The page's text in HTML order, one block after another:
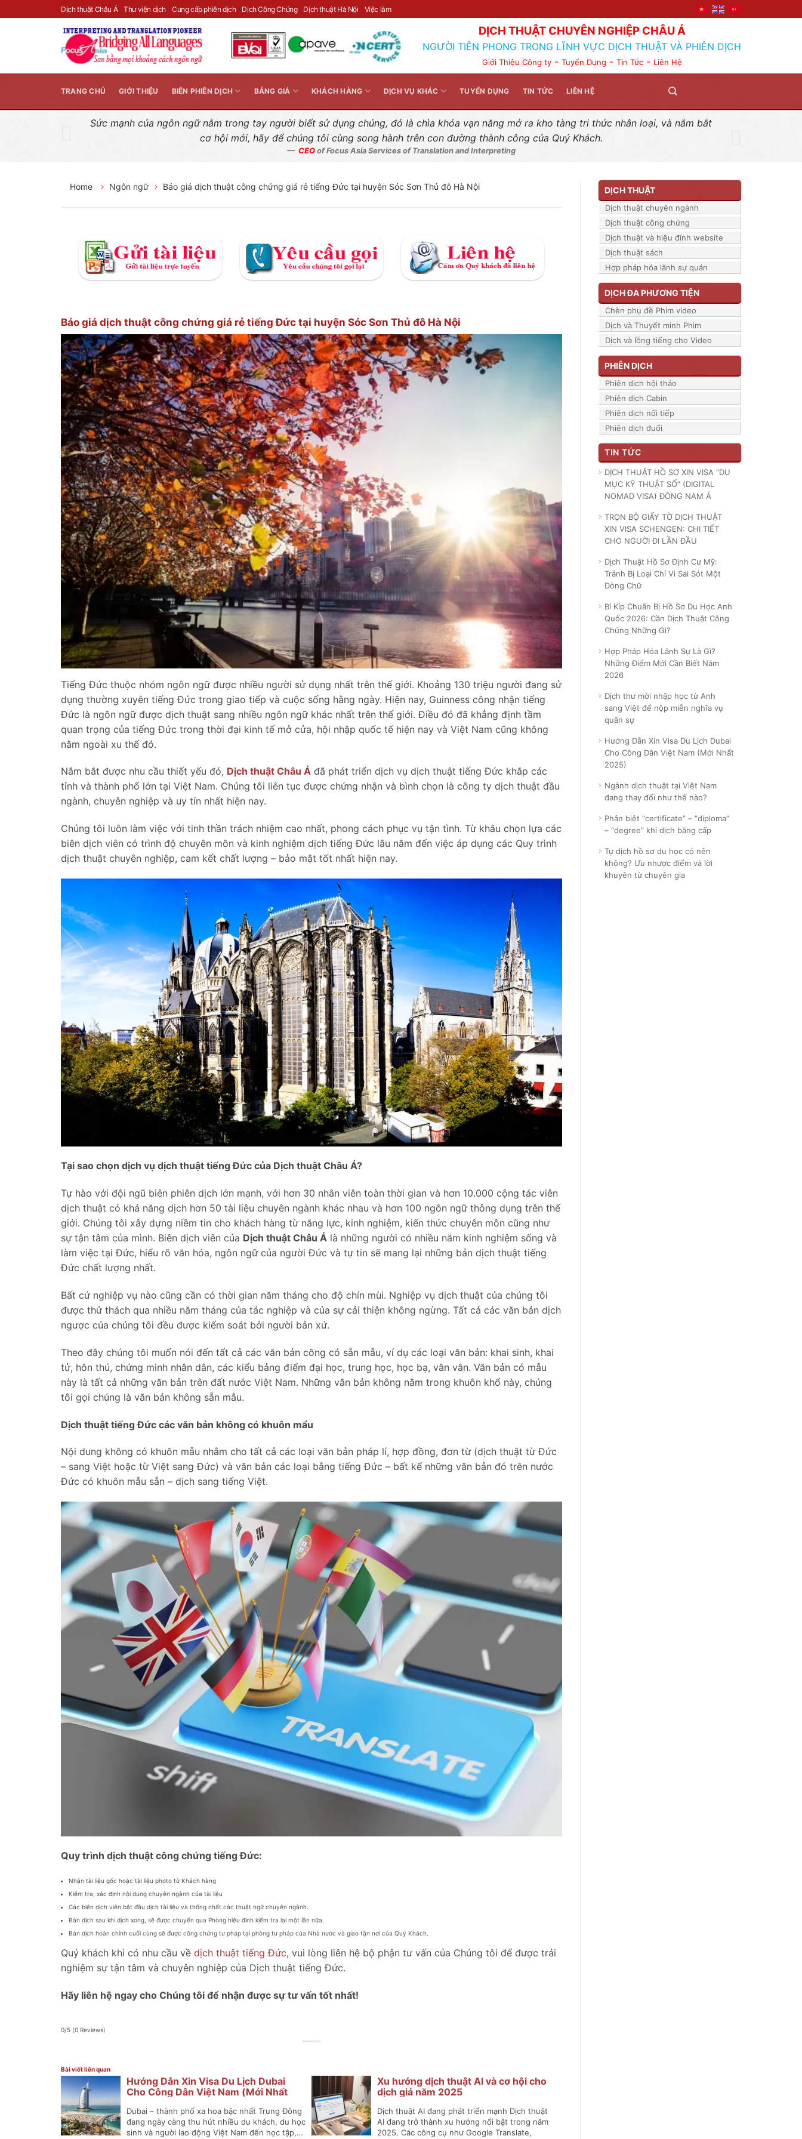
Dịch thuật Châu Á Thư viện dịch Cung cấp phiên dịch Dịch Công Chứng Dịch thuật Hà Nội Việc làm
DỊCH THUẬT CHUYÊN NGHIỆP CHÂU Á
NGƯỜI TIÊN PHONG TRONG LĨNH VỰC DỊCH THUẬT VÀ PHIÊN DỊCH
Giới Thiệu Công ty- Tuyển Dụng - Tin Tức- Liên Hệ
TRANG CHỦ GIỚI THIỆU BIÊN PHIÊN DỊCH BẢNG GIÁ KHÁCH HÀNG DỊCH VỤ KHÁC TUYỂN DỤNG TIN TỨC LIÊN HỆ
Sức mạnh của ngôn ngữ nằm trong tay người biết sử dụng chúng, đó là chìa khóa vạn năng mở ra kho tàng tri thức nhân loại, và nắm bắt
cơ hội mới, hãy để chúng tôi cùng song hành trên con đường thành công của Quý Khách.
CEOof Focus Asia Services of Translation and Interpreting
Home Ngôn ngữ Báo giá dịch thuật công chứng giá rẻ tiếng Đức tại huyện Sóc Sơn Thủ đô Hà Nội
Báo giá dịch thuật công chứng giá rẻ tiếng Đức tại huyện Sóc Sơn Thủ đô Hà Nội
Tiếng Đức thuộc nhóm ngôn ngữ được nhiều người sử dụng nhất trên thế giới. Khoảng 130 triệu người đang sử
dụng thường xuyên tiếng Đức trong giao tiếp và cuộc sống hằng ngày. Hiện nay, Guinness công nhận tiếng
Đức là ngôn ngữ được dịch thuật sang nhiều ngôn ngữ khác nhất trên thế giới. Điều đó đã khẳng định tầm
quan trọng của tiếng Đức trong thời đại kinh tế mở cửa, hội nhập quốc tế hiện nay và Việt Nam cũng không
nằm ngoài xu thế đó.
Nắm bắt được nhu cầu thiết yếu đó, Dịch thuật Châu Á đã phát triển dịch vụ dịch thuật tiếng Đức khắp các
tỉnh và thành phố lớn tại Việt Nam. Chúng tôi liên tục được chứng nhận và bình chọn là công ty dịch thuật đầu
ngành, chuyên nghiệp và uy tín nhất hiện nay.
Chúng tôi luôn làm việc với tinh thần trách nhiệm cao nhất, phong cách phục vụ tận tình. Từ khâu chọn lựa các
biên dịch viên có trình độ chuyên môn và kinh nghiệm dịch tiếng Đức lâu năm đến việc áp dụng các Quy trình
dịch thuật chuyên nghiệp, cam kết chất lượng – bảo mật tốt nhất hiện nay.
Tại sao chọn dịch vụ dịch thuật tiếng Đức của Dịch thuật Châu Á?
Tự hào với đội ngũ biên phiên dịch lớn mạnh, với hơn 30 nhân viên toàn thời gian và hơn 10.000 cộng tác viên
dịch thuật có khả năng dịch hơn 50 tài liệu chuyên ngành khác nhau và hơn 100 ngôn ngữ thông dụng trên thế
giới. Chúng tôi xây dựng niềm tin cho khách hàng từ năng lực, kinh nghiệm, kiến thức chuyên môn cũng như
sự tận tâm của mình. Biên dịch viên của Dịch thuật Châu Á là những người có nhiều năm kinh nghiệm sống và
làm việc tại Đức, hiểu rõ văn hóa, ngôn ngữ của người Đức và tự tin sẽ mang lại những bản dịch thuật tiếng
Đức chất lượng nhất.
Bất cứ nghiệp vụ nào cũng cần có thời gian năm tháng cho độ chín mùi. Nghiệp vụ dịch thuật của chúng tôi
được thử thách qua nhiều năm tháng của tác nghiệp và của sự cải thiện không ngừng. Tất cả các văn bản dịch
ngược của chúng tôi đều được kiểm soát bởi người bản xứ.
Theo đây chúng tôi muốn nói đến tất cả các văn bản công có sẵn mẫu, ví dụ các loại văn bản: khai sinh, khai
tử, hôn thú, chứng minh nhân dân, các kiểu bảng điểm đại học, trung học, học bạ, vân vân. Văn bản có mẫu
này là tất cả những văn bản trên đất nước Việt Nam. Những văn bản không nằm trong khuôn khổ này, chúng
tôi gọi chúng là văn bản không sẵn mẫu.
Dịch thuật tiếng Đức các văn bản không có khuôn mẩu
Nội dung không có khuôn mẫu nhằm cho tất cả các loại văn bản pháp lí, hợp đồng, đơn từ (dịch thuật từ Đức
– sang Việt hoặc từ Việt sang Đức) và văn bản các loại bằng tiếng Đức – bất kể những văn bản đó trên nước
Đức có khuôn mẫu sẵn – dịch sang tiếng Việt.
Quy trình dịch thuật công chứng tiếng Đức:
Nhận tài liệu gốc hoặc tài liệu photo từ Khách hàng
Kiểm tra, xác định nội dung chuyên ngành của tài liệu
Các biên dịch viên bắt đầu dịch tài liệu và thống nhất các thuật ngữ chuyên ngành.
Bản dịch sau khi dịch xong, sẽ được chuyển qua Phòng hiệu đính kiểm tra lại một lần nữa.
Bản dịch hoàn chỉnh cuối cùng sẽ được công chứng tư pháp tại phòng tư pháp của Nhà nước và giao tận nơi của Quý Khách.
Quý khách khi có nhu cầu về dịch thuật tiếng Đức, vui lòng liên hệ bộ phận tư vấn của Chúng tôi để được trải
nghiệm sự tận tâm và chuyên nghiệp của Dịch thuật tiếng Đức.
Hãy liên hệ ngay cho Chúng tôi để nhận được sự tư vấn tốt nhất!
0/5 (0 Reviews)
Bài viết liên quan
Hướng Dẫn Xin Visa Du Lịch Dubai
Cho Công Dân Việt Nam (Mới Nhất
Dubai – thành phố xa hoa bậc nhất Trung Đông
đang ngày càng thu hút nhiều du khách, du học
sinh và người lao động Việt Nam đến học tập,…
Xu hướng dịch thuật AI và cơ hội cho
dịch giả năm 2025
Dịch thuật AI đang phát triển mạnh Dịch thuật
AI đang trở thành xu hướng nổi bật trong năm
2025. Các công cụ như Google Translate,
DỊCH THUẬT
Dịch thuật chuyên ngành
Dịch thuật công chứng
Dịch thuật và hiệu đính website
Dịch thuật sách
Hợp pháp hóa lãnh sự quán
DỊCH ĐA PHƯƠNG TIỆN
Chèn phụ đề Phim video
Dịch và Thuyết minh Phim
Dịch và lồng tiếng cho Video
PHIÊN DỊCH
Phiên dịch hội thảo
Phiên dịch Cabin
Phiên dịch nối tiếp
Phiên dịch đuổi
TIN TỨC
DỊCH THUẬT HỒ SƠ XIN VISA “DU
MỤC KỸ THUẬT SỐ” (DIGITAL
NOMAD VISA) ĐÔNG NAM Á
TRỌN BỘ GIẤY TỜ DỊCH THUẬT
XIN VISA SCHENGEN: CHI TIẾT
CHO NGUỜI ĐI LẦN ĐẦU
Dịch Thuật Hồ Sơ Định Cư Mỹ:
Tránh Bị Loại Chỉ Vì Sai Sót Một
Dòng Chữ
Bí Kíp Chuẩn Bị Hồ Sơ Du Học Anh
Quốc 2026: Cần Dịch Thuật Công
Chứng Những Gì?
Hợp Pháp Hóa Lãnh Sự Là Gì?
Những Điểm Mới Cần Biết Năm
2026
Dịch thư mời nhập học từ Anh
sang Việt để nộp miễn nghĩa vụ
quân sự
Hướng Dẫn Xin Visa Du Lịch Dubai
Cho Công Dân Việt Nam (Mới Nhất
2025)
Ngành dịch thuật tại Việt Nam
đang thay đổi như thế nào?
Phân biệt “certificate” – “diploma”
– “degree” khi dịch bằng cấp
Tự dịch hồ sơ du học có nên
không? Ưu nhược điểm và lời
khuyên từ chuyên gia
Liên hệ nhanh